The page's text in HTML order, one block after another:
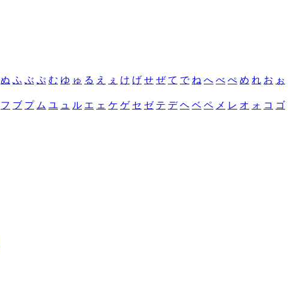
ぬ ふ ぶ ぷ む ゆ ゅ る え ぇ け げ せ ぜ て で ね へ べ ぺ め れ お ぉ
フ ブ プ ム ユ ュ ル エ ェ ケ ゲ セ ゼ テ デ ヘ ベ ペ メ レ オ ォ コ ゴ